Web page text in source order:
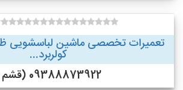
تعمیرات تخصصی ماشین لباسشویی
کولربرد...
09388873922 (قشم )